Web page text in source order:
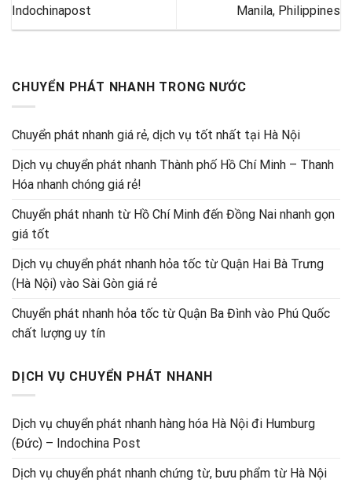
Indochinapost
Manila, Philippines
CHUYỂN PHÁT NHANH TRONG NƯỚC
Chuyển phát nhanh giá rẻ, dịch vụ tốt nhất tại Hà Nội
Dịch vụ chuyển phát nhanh Thành phố Hồ Chí Minh – Thanh
Hóa nhanh chóng giá rẻ!
Chuyển phát nhanh từ Hồ Chí Minh đến Đồng Nai nhanh gọn
giá tốt
Dịch vụ chuyển phát nhanh hỏa tốc từ Quận Hai Bà Trưng
(Hà Nội) vào Sài Gòn giá rẻ
Chuyển phát nhanh hỏa tốc từ Quận Ba Đình vào Phú Quốc
chất lượng uy tín
DỊCH VỤ CHUYỂN PHÁT NHANH
Dịch vụ chuyển phát nhanh hàng hóa Hà Nội đi Humburg
(Đức) – Indochina Post
Dịch vụ chuyển phát nhanh chứng từ, bưu phẩm từ Hà Nội